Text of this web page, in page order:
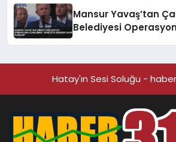
Mansur Yavaş’tan
Belediyesi
Hatay'ın Sesi Soluğu -